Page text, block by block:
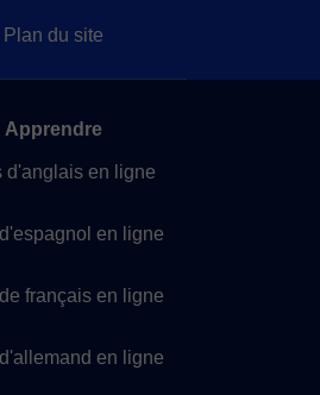
Plan du site
Apprendre
d'anglais en ligne
en ligne
français en ligne
en ligne